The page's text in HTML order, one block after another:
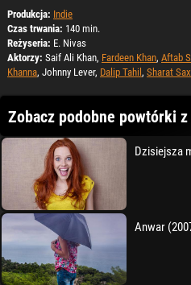
Produkcja: Indie
Czas trwania: 140 min.
Reżyseria: E. Nivas
Aktorzy: Saif Ali Khan, Fardeen Khan, Aftab
Khanna, Johnny Lever, Dalip Tahil , Sharat
Zobacz podobne powtórki z
Dzisiejsza
Anwar